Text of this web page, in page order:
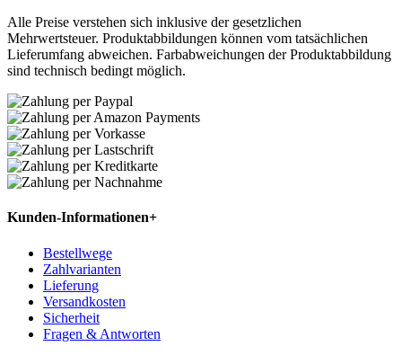
Alle Preise verstehen sich inklusive der gesetzlichen
Mehrwertsteuer. Produktabbildungen können vom tatsächlichen
Lieferumfang abweichen. Farbabweichungen der Produktabbildung
sind technisch bedingt möglich.
Kunden-Informationen+
Bestellwege
Zahlvarianten
Lieferung
Versandkosten
Sicherheit
Fragen & Antworten